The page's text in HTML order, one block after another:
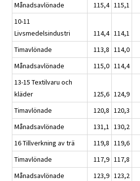
Månadsavlönade
115,4 115,1
10-11
Livsmedelsindustri
114,4 114,1
Timavlönade
113,8 114,0
Månadsavlönade
115,0 114,4
13-15 Textilvaru och
kläder
125,6 124,9
Timavlönade
120,8 120,3
Månadsavlönade
131,1 130,2
16 Tillverkning av trä
119,8 119,6
Timavlönade
117,9 117,8
Månadsavlönade
123,9 123,2